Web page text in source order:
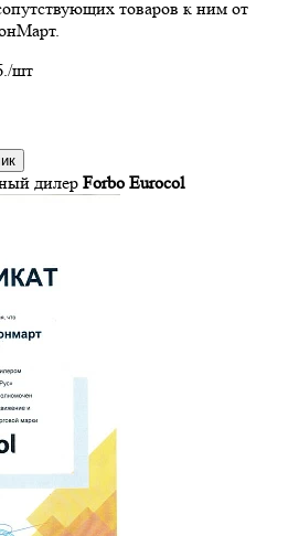
товаров к ним от
/шт
дилер Forbo Eurocol